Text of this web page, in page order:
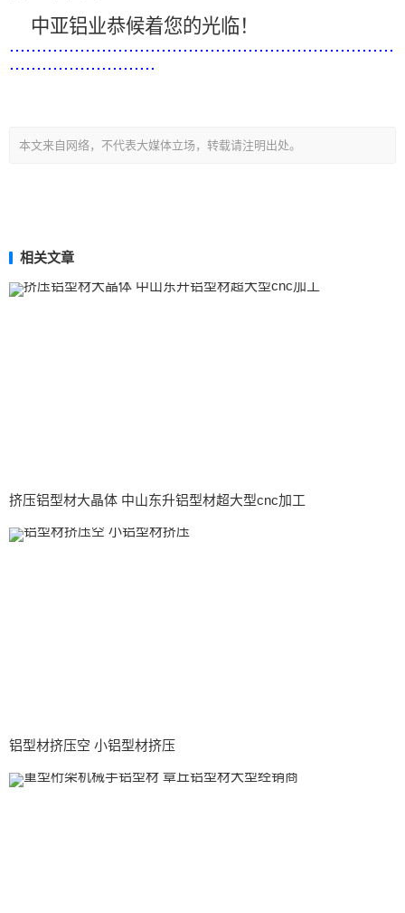
中亚铝业恭候着您的光临！
.......................................................................
...........................
本文来自网络，不代表大媒体立场，转载请注明出处。
相关文章
挤压铝型材大晶体 中山东升铝型材超大型cnc加工
铝型材挤压空 小铝型材挤压